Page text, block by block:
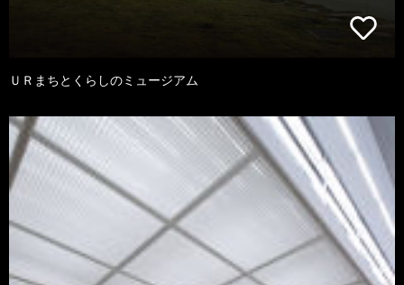
ＵＲまちとくらしのミュージアム